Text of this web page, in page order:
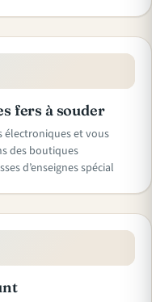
fers à souder
électroniques et vous
des boutiques
d’enseignes spécial